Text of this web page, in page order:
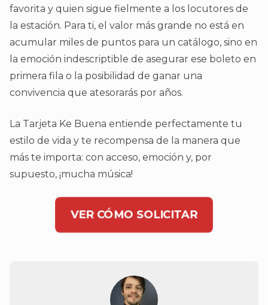
favorita y quien sigue fielmente a los locutores de
la estación. Para ti, el valor más grande no está en
acumular miles de puntos para un catálogo, sino en
la emoción indescriptible de asegurar ese boleto en
primera fila o la posibilidad de ganar una
convivencia que atesorarás por años.
La Tarjeta Ke Buena entiende perfectamente tu
estilo de vida y te recompensa de la manera que
más te importa: con acceso, emoción y, por
supuesto, ¡mucha música!
VER CÓMO SOLICITAR